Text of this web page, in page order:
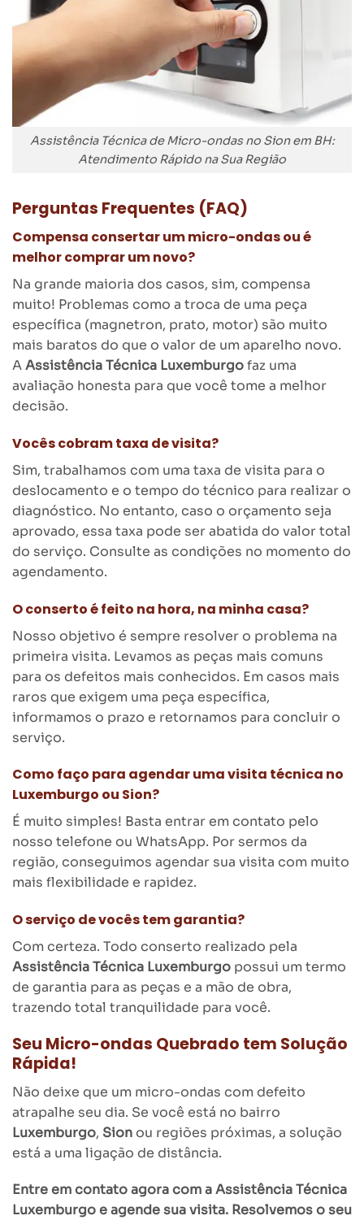
Assistência Técnica de Micro-ondas no Sion em BH:
Atendimento Rápido na Sua Região
Perguntas Frequentes (FAQ)
Compensa consertar um micro-ondas ou é
melhor comprar um novo?
Na grande maioria dos casos, sim, compensa
muito! Problemas como a troca de uma peça
específica (magnetron, prato, motor) são muito
mais baratos do que o valor de um aparelho novo.
AAssistência Técnica Luxemburgofaz uma
avaliação honesta para que você tome a melhor
decisão.
Vocês cobram taxa de visita?
Sim, trabalhamos com uma taxa de visita para o
deslocamento e o tempo do técnico para realizar o
diagnóstico. No entanto, caso o orçamento seja
aprovado, essa taxa pode ser abatida do valor total
do serviço. Consulte as condições no momento do
agendamento.
O conserto é feito na hora, na minha casa?
Nosso objetivo é sempre resolver o problema na
primeira visita. Levamos as peças mais comuns
para os defeitos mais conhecidos. Em casos mais
raros que exigem uma peça específica,
informamos o prazo e retornamos para concluir o
serviço.
Como faço para agendar uma visita técnica no
Luxemburgo ou Sion?
É muito simples! Basta entrar em contato pelo
nosso telefone ou WhatsApp. Por sermos da
região, conseguimos agendar sua visita com muito
mais flexibilidade e rapidez.
O serviço de vocês tem garantia?
Com certeza. Todo conserto realizado pela
Assistência Técnica Luxemburgo possui um termo
de garantia para as peças e a mão de obra,
trazendo total tranquilidade para você.
Seu Micro-ondas Quebrado tem Solução
Rápida!
Não deixe que um micro-ondas com defeito
atrapalhe seu dia. Se você está no bairro
Luxemburgo, Sionou regiões próximas, a solução
está a uma ligação de distância.
Entre em contato agora com a Assistência Técnica
Luxemburgo e agende sua visita. Resolvemos o seu